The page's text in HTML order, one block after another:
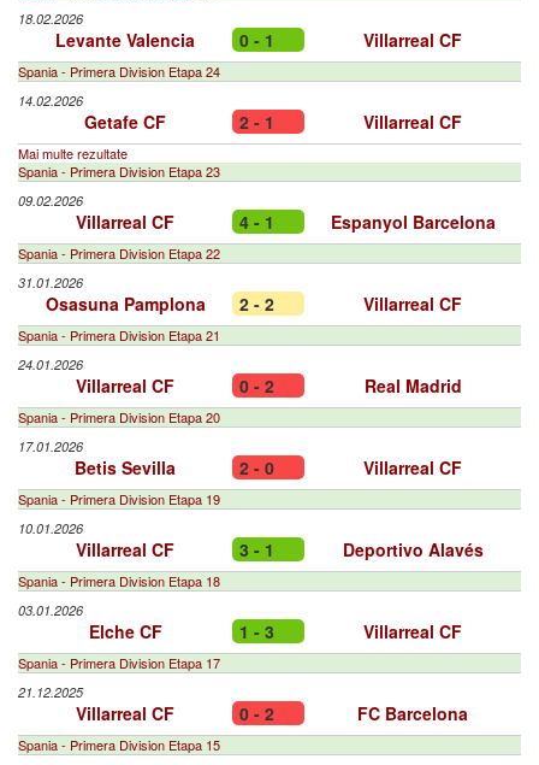
18.02.2026
Levante Valencia 0 - 1 Villarreal CF
Spania - Primera Division Etapa 24
14.02.2026
Getafe CF 2 - 1 Villarreal CF
Mai multe rezultate
Spania - Primera Division Etapa 23
09.02.2026
Villarreal CF 4 - 1 Espanyol Barcelona
Spania - Primera Division Etapa 22
31.01.2026
Osasuna Pamplona 2 - 2 Villarreal CF
Spania - Primera Division Etapa 21
24.01.2026
Villarreal CF 0 - 2 Real Madrid
Spania - Primera Division Etapa 20
17.01.2026
Betis Sevilla 2 - 0 Villarreal CF
Spania - Primera Division Etapa 19
10.01.2026
Villarreal CF 3 - 1 Deportivo Alavés
Spania - Primera Division Etapa 18
03.01.2026
Elche CF 1 - 3 Villarreal CF
Spania - Primera Division Etapa 17
21.12.2025
Villarreal CF 0 - 2 FC Barcelona
Spania - Primera Division Etapa 15